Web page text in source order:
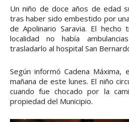
Un niño de doce años de edad
tras haber sido embestido por
de Apolinario Saravia. El hecho
localidad no había
trasladarlo al hospital San
Según informó Cadena
mañana de este lunes. El niño
cuando fue chocado por la
propiedad del Municipio.